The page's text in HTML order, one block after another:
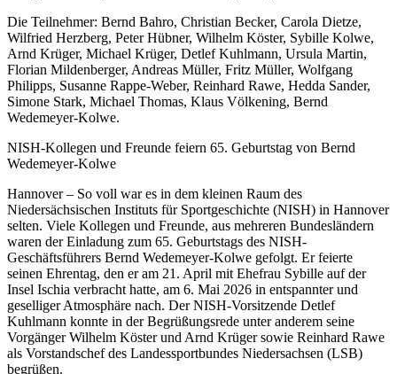
Die Teilnehmer: Bernd Bahro, Christian Becker, Carola Dietze,
Wilfried Herzberg, Peter Hübner, Wilhelm Köster, Sybille Kolwe,
Arnd Krüger, Michael Krüger, Detlef Kuhlmann, Ursula Martin,
Florian Mildenberger, Andreas Müller, Fritz Müller, Wolfgang
Philipps, Susanne Rappe-Weber, Reinhard Rawe, Hedda Sander,
Simone Stark, Michael Thomas, Klaus Völkening, Bernd
Wedemeyer-Kolwe.
NISH-Kollegen und Freunde feiern 65. Geburtstag von Bernd
Wedemeyer-Kolwe
Hannover – So voll war es in dem kleinen Raum des
Niedersächsischen Instituts für Sportgeschichte (NISH) in Hannover
selten. Viele Kollegen und Freunde, aus mehreren Bundesländern
waren der Einladung zum 65. Geburtstags des NISH-
Geschäftsführers Bernd Wedemeyer-Kolwe gefolgt. Er feierte
seinen Ehrentag, den er am 21. April mit Ehefrau Sybille auf der
Insel Ischia verbracht hatte, am 6. Mai 2026 in entspannter und
geselliger Atmosphäre nach. Der NISH-Vorsitzende Detlef
Kuhlmann konnte in der Begrüßungsrede unter anderem seine
Vorgänger Wilhelm Köster und Arnd Krüger sowie Reinhard Rawe
als Vorstandschef des Landessportbundes Niedersachsen (LSB)
begrüßen.